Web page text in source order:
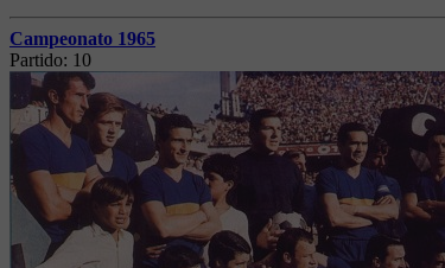
Campeonato 1965
Partido: 10